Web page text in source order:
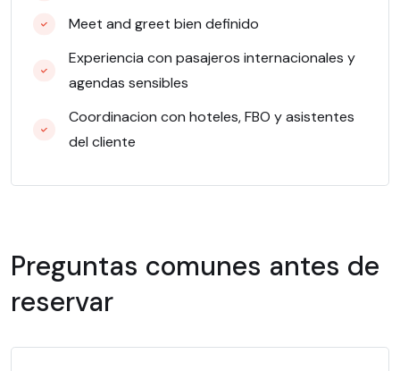
Meet and greet bien definido
Experiencia con pasajeros internacionales y
agendas sensibles
Coordinacion con hoteles, FBO y asistentes
del cliente
Preguntas comunes antes de
reservar